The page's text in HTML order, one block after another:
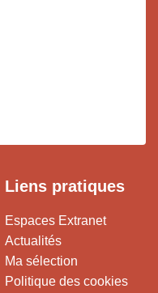
Liens pratiques
Espaces Extranet
Actualités
Ma sélection
Politique des cookies